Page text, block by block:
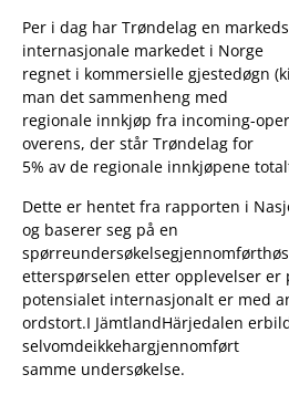
Per i dag har Trøndelag en
internasjonale markedet i Norge
regnet i kommersielle gjestedøgn
man det sammenheng med
regionale innkjøp fra incoming-
overens, der står Trøndelag for
5% av de regionale innkjøpene
Dette er hentet fra rapporten i
og baserer seg på en
etterspørselen etter opplevelser er
potensialet internasjonalt er med
ordstort.I JämtlandHärjedalen
selvomdeikkehargjennomført
samme undersøkelse.